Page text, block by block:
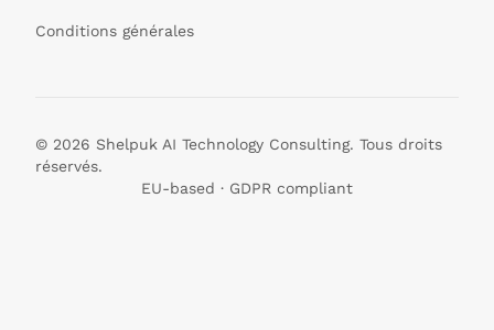
Conditions générales
© 2026 Shelpuk AI Technology Consulting. Tous droits
réservés.
EU-based · GDPR compliant